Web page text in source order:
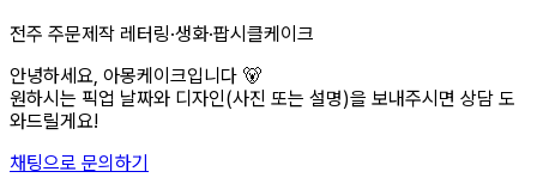
전주 주문제작 레터링·생화·팝시클케이크
안녕하세요, 아몽케이크입니다 🐻
원하시는 픽업 날짜와 디자인(사진 또는 설명)을 보내주시면 상담 도
와드릴게요!
채팅으로 문의하기